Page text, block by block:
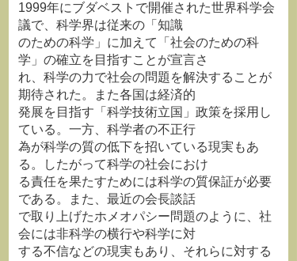
1999年にブダベストで開催された世界科学会
議で、科学界は従来の「知識
のための科学」に加えて「社会のための科
学」の確立を目指すことが宣言さ
れ、科学の力で社会の問題を解決することが
期待された。また各国は経済的
発展を目指す「科学技術立国」政策を採用し
ている。一方、科学者の不正行
為が科学の質の低下を招いている現実もあ
る。したがって科学の社会におけ
る責任を果たすためには科学の質保証が必要
である。また、最近の会長談話
で取り上げたホメオパシー問題のように、社
会には非科学の横行や科学に対
する不信などの現実もあり、それらに対する